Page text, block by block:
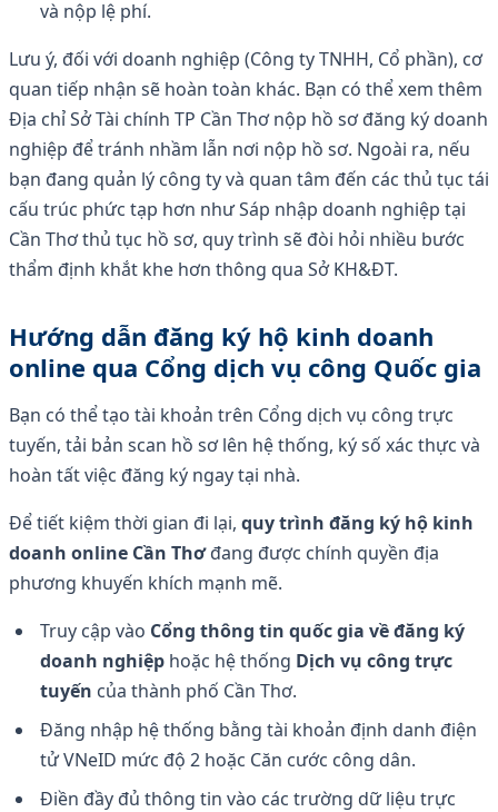
và nộp lệ phí.
Lưu ý, đối với doanh nghiệp (Công ty TNHH, Cổ phần), cơ
quan tiếp nhận sẽ hoàn toàn khác. Bạn có thể xem thêm
Địa chỉ Sở Tài chính TP Cần Thơ nộp hồ sơ đăng ký doanh
nghiệp để tránh nhầm lẫn nơi nộp hồ sơ. Ngoài ra, nếu
bạn đang quản lý công ty và quan tâm đến các thủ tục tái
cấu trúc phức tạp hơn như Sáp nhập doanh nghiệp tại
Cần Thơ thủ tục hồ sơ, quy trình sẽ đòi hỏi nhiều bước
thẩm định khắt khe hơn thông qua Sở KH&ĐT.
Hướng dẫn đăng ký hộ kinh doanh
online qua Cổng dịch vụ công Quốc gia
Bạn có thể tạo tài khoản trên Cổng dịch vụ công trực
tuyến, tải bản scan hồ sơ lên hệ thống, ký số xác thực và
hoàn tất việc đăng ký ngay tại nhà.
Để tiết kiệm thời gian đi lại, quy trình đăng ký hộ kinh
doanh online Cần Thơđang được chính quyền địa
phương khuyến khích mạnh mẽ.
Truy cập vào Cổng thông tin quốc gia về đăng ký
doanh nghiệp hoặc hệ thống Dịch vụ công trực
tuyến của thành phố Cần Thơ.
Đăng nhập hệ thống bằng tài khoản định danh điện
tử VNeID mức độ 2 hoặc Căn cước công dân.
Điền đầy đủ thông tin vào các trường dữ liệu trực